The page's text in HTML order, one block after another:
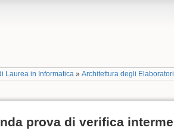
Laurea in Informatica »Architettura degli
prova di verifica